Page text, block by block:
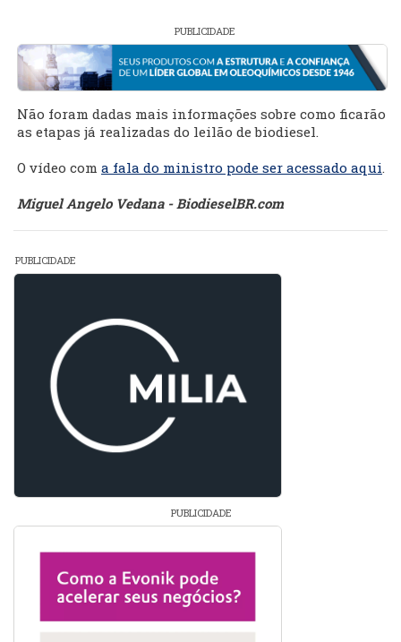
PUBLICIDADE
Não foram dadas mais informações sobre como ficarão
as etapas já realizadas do leilão de biodiesel.
O vídeo com a fala do ministro pode ser acessado aqui.
Miguel Angelo Vedana - BiodieselBR.com
PUBLICIDADE
PUBLICIDADE